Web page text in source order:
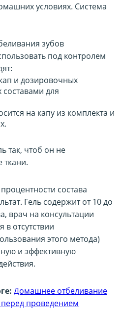
условиях. Система
зубов
под контролем
и дозировочных
для
на капу из комплекта и
так, чтоб он не
ткани.
состава
Гель содержит от 10 до
врач на консультации
в отсутствии
этого метода)
и эффективную
Домашнее отбеливание
проведением